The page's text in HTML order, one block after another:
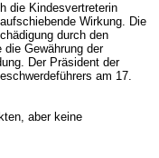
die Kindesvertreterin
Wirkung. Die
durch den
die Gewährung der
Der Präsident der
am 17.
aber keine